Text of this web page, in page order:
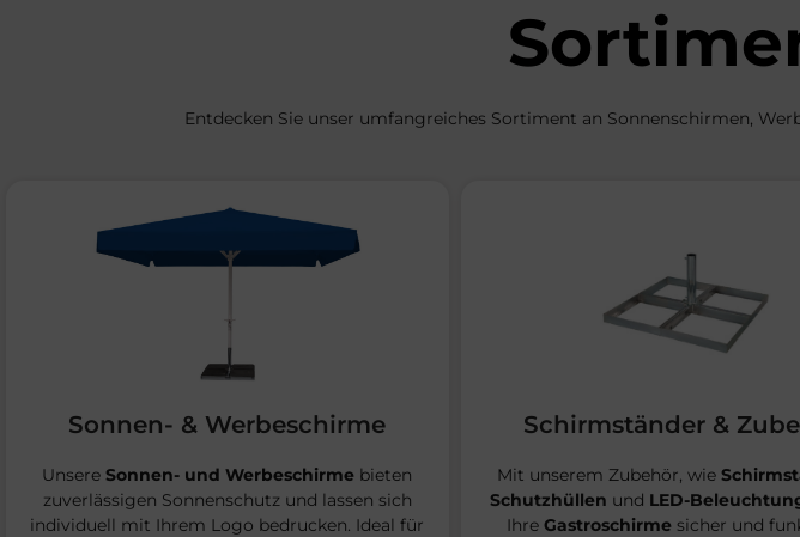
Entdecken Sie unser umfangreiches Sortiment an Sonnenschirmen,
Sonnen- & Werbeschirme
UnsereSonnen- und Werbeschirme bieten
zuverlässigen Sonnenschutz und lassen sich
individuell mit Ihrem Logo bedrucken. Ideal für
Schirmständer &
Mit unserem Zubehör, wie
Schutzhüllen und LED-
IhreGastroschirme sicher und